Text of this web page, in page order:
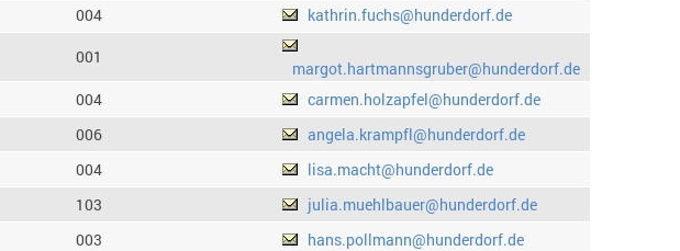
004
kathrin.fuchs@hunderdorf.de
001
margot.hartmannsgruber@hunderdorf.de
004
carmen.holzapfel@hunderdorf.de
006
angela.krampfl@hunderdorf.de
004
lisa.macht@hunderdorf.de
103
julia.muehlbauer@hunderdorf.de
003
hans.pollmann@hunderdorf.de